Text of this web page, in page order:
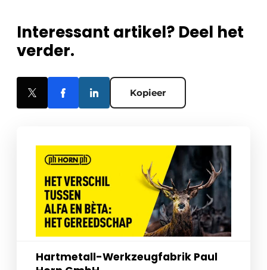
Interessant artikel? Deel het
verder.
Kopieer
Hartmetall-Werkzeugfabrik Paul